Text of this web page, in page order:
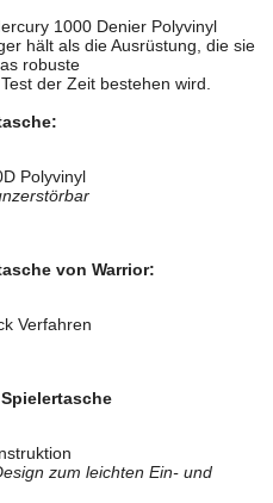
1000 Denier Polyvinyl
hält als die Ausrüstung, die sie
robuste
der Zeit bestehen wird.
Polyvinyl
von Warrior:
Verfahren
zum leichten Ein- und